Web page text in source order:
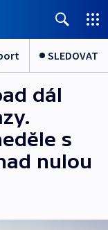
SLEDOVAT
dál
s
nulou